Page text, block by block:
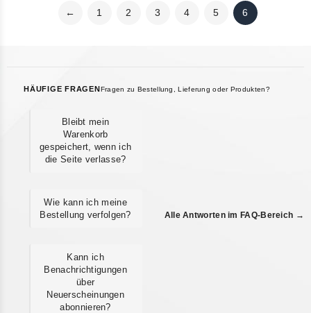
← 1 2 3 4 5 6
HÄUFIGE FRAGENFragen zu Bestellung, Lieferung oder Produkten?
Bleibt mein
Warenkorb
gespeichert, wenn ich
die Seite verlasse?
Wie kann ich meine
Bestellung verfolgen?
Kann ich
Benachrichtigungen
über
Neuerscheinungen
abonnieren?
Alle Antworten im FAQ-Bereich →